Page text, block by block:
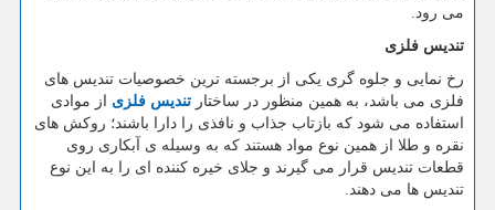
می رود.
تندیس فلزی
رخ نمایی و جلوه گری یکی از برجسته ترین خصوصیات تندیس های
فلزی می باشد، به همین منظور در ساختار تندیس فلزی از موادی
استفاده می شود که بازتاب جذاب و نافذی را دارا باشند؛ روکش های
نقره و طلا از همین نوع مواد هستند که به وسیله ی آبکاری روی
قطعات تندیس قرار می گیرند و جلای خیره کننده ای را به این نوع
تندیس ها می دهند.